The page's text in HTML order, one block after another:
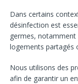
Dans certains
désinfection est
germes, notamment
logements partagés
Nous utilisons des
afin de garantir un